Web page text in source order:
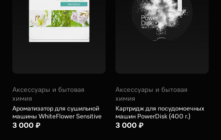
Аксессуары и бытовая
химия
Ароматизатор для сушильной
машины WhiteFlower Sensitive
3 000 ₽
Аксессуары и бытовая
химия
Картридж для посудомоечных
машин PowerDisk (400 г.)
3 000 ₽